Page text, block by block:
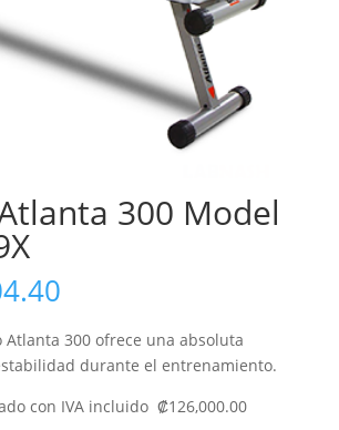
300 Model
Atlanta 300 ofrece una absoluta
durante el entrenamiento.
con IVA incluido ₡126,000.00